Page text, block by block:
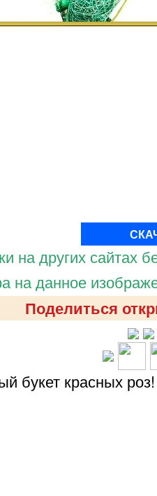
на других сайтах
на данное
Поделиться
букет красных